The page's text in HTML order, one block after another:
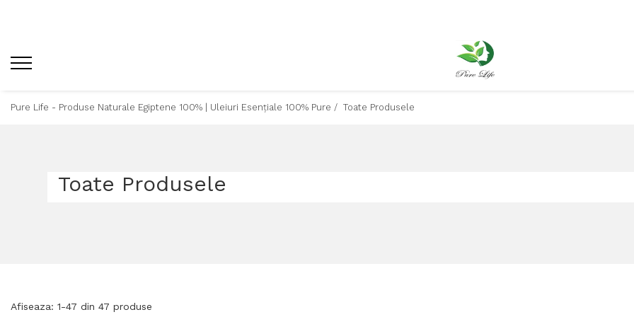
Pure Life - Produse Naturale Egiptene 100% | Uleiuri Esențiale 100% Pure / Toate Produsele
Toate Produsele
Afiseaza: 1-47 din 47 produse